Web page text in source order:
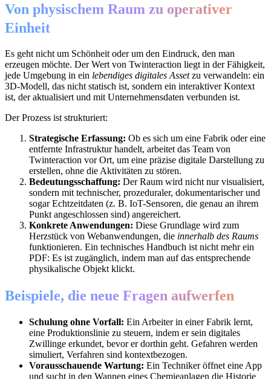
Von physischem Raum zu operativer
Einheit
Es geht nicht um Schönheit oder um den Eindruck, den man
erzeugen möchte. Der Wert von Twinteraction liegt in der Fähigkeit,
jede Umgebung in ein lebendiges digitales Assetzu verwandeln: ein
3D-Modell, das nicht statisch ist, sondern ein interaktiver Kontext
ist, der aktualisiert und mit Unternehmensdaten verbunden ist.
Der Prozess ist strukturiert:
Strategische Erfassung: Ob es sich um eine Fabrik oder eine
entfernte Infrastruktur handelt, arbeitet das Team von
Twinteraction vor Ort, um eine präzise digitale Darstellung zu
erstellen, ohne die Aktivitäten zu stören.
Bedeutungsschaffung: Der Raum wird nicht nur visualisiert,
sondern mit technischer, prozeduraler, dokumentarischer und
sogar Echtzeitdaten (z. B. IoT-Sensoren, die genau an ihrem
Punkt angeschlossen sind) angereichert.
Konkrete Anwendungen: Diese Grundlage wird zum
Herzstück von Webanwendungen, die innerhalb des Raums
funktionieren. Ein technisches Handbuch ist nicht mehr ein
PDF: Es ist zugänglich, indem man auf das entsprechende
physikalische Objekt klickt.
Beispiele, die neue Fragen aufwerfen
Schulung ohne Vorfall: Ein Arbeiter in einer Fabrik lernt,
eine Produktionslinie zu steuern, indem er sein digitales
Zwillinge erkundet, bevor er dorthin geht. Gefahren werden
simuliert, Verfahren sind kontextbezogen.
Vorausschauende Wartung: Ein Techniker öffnet eine App
und sucht in den Wannen eines Chemieanlagen die Historie